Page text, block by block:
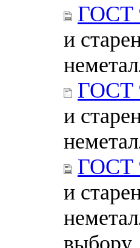
ГОСТ
и
ГОСТ
и
ГОСТ
и
выбору